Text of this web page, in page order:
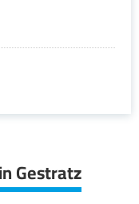
Gestratz